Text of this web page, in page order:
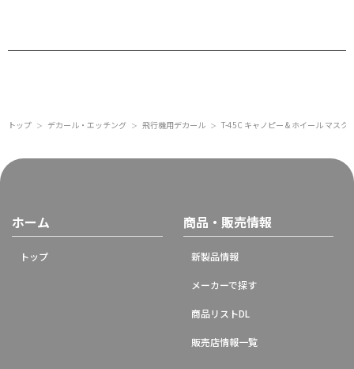
トップ ＞ デカール・エッチング ＞ 飛行機用デカール ＞ T-45C キャノピー & ホイール マスク
ホーム
トップ
商品・販売情報
新製品情報
メーカーで探す
商品リストDL
販売店情報一覧